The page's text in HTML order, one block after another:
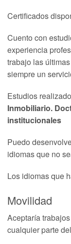
Certificados
Cuento con
experiencia
trabajo las
siempre un
Estudios
Inmobiliario.
institucionales
Puedo
idiomas que no
Los idiomas que
Movilidad
Aceptaría
cualquier parte